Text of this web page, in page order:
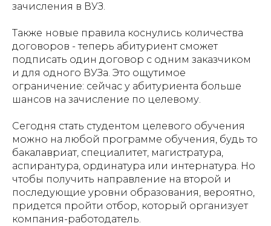
зачисления в ВУЗ.
Также новые правила коснулись количества
договоров - теперь абитуриент сможет
подписать один договор с одним заказчиком
и для одного ВУЗа. Это ощутимое
ограничение: сейчас у абитуриента больше
шансов на зачисление по целевому.
Сегодня стать студентом целевого обучения
можно на любой программе обучения, будь то
бакалавриат, специалитет, магистратура,
аспирантура, ординатура или интернатура. Но
чтобы получить направление на второй и
последующие уровни образования, вероятно,
придется пройти отбор, который организует
компания-работодатель.